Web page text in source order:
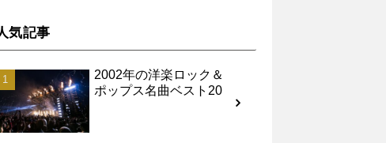
気記事
2002年の洋楽ロック＆
ポップス名曲ベスト20